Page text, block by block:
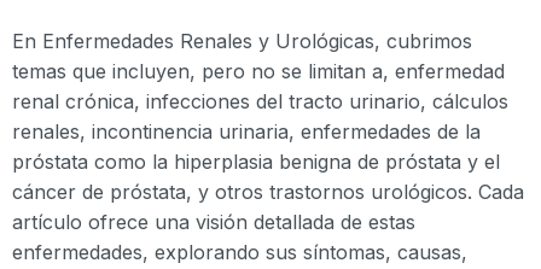
En Enfermedades Renales y Urológicas, cubrimos
temas que incluyen, pero no se limitan a, enfermedad
renal crónica, infecciones del tracto urinario, cálculos
renales, incontinencia urinaria, enfermedades de la
próstata como la hiperplasia benigna de próstata y el
cáncer de próstata, y otros trastornos urológicos. Cada
artículo ofrece una visión detallada de estas
enfermedades, explorando sus síntomas, causas,